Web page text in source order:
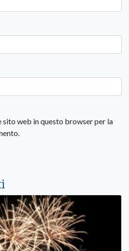
sito web in questo browser per la